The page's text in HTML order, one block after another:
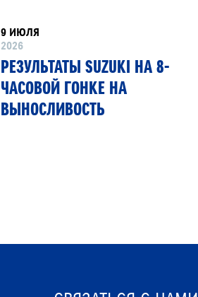
9 ИЮЛЯ
2026
РЕЗУЛЬТАТЫ SUZUKI НА 8-
ЧАСОВОЙ ГОНКЕ НА
ВЫНОСЛИВОСТЬ